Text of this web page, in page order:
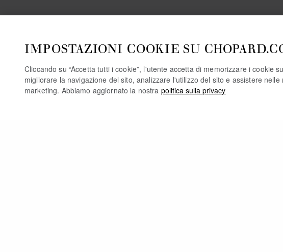
IMPOSTAZIONI COOKIE SU
Cliccando su “Accetta tutti i cookie”, l'utente accetta di memorizzare i cookie
migliorare la navigazione del sito, analizzare l'utilizzo del sito e assistere nelle
marketing. Abbiamo aggiornato la nostra politica sulla privacy